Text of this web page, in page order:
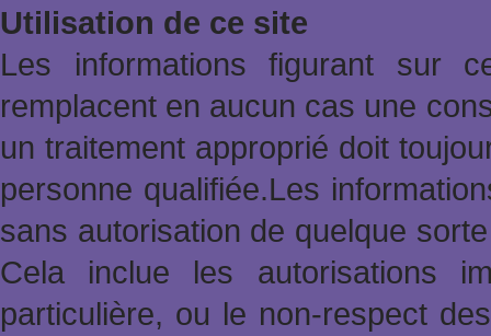
Utilisation de ce site
Les informations figurant sur
remplacent en aucun cas une
un traitement approprié doit
personne qualifiée.Les
sans autorisation de quelque
Cela inclue les autorisations
particulière, ou le non-respect